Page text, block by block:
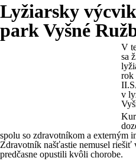
Lyžiarsky
park Vyšné
V
sa
rok
v
spolu so zdravotníkom a externým
Zdravotník našťastie nemusel
predčasne opustili kvôli chorobe.